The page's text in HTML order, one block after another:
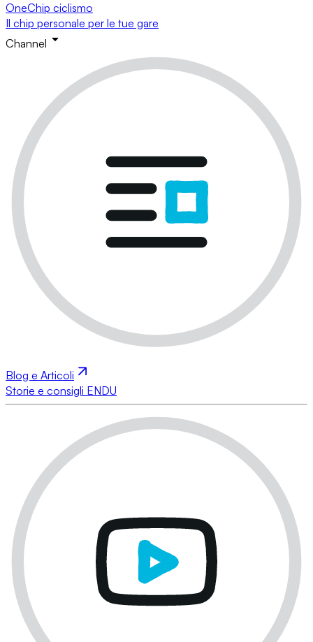
OneChip ciclismo
Il chip personale per le tue gare
Channel
Blog e Articoli
Storie e consigli ENDU